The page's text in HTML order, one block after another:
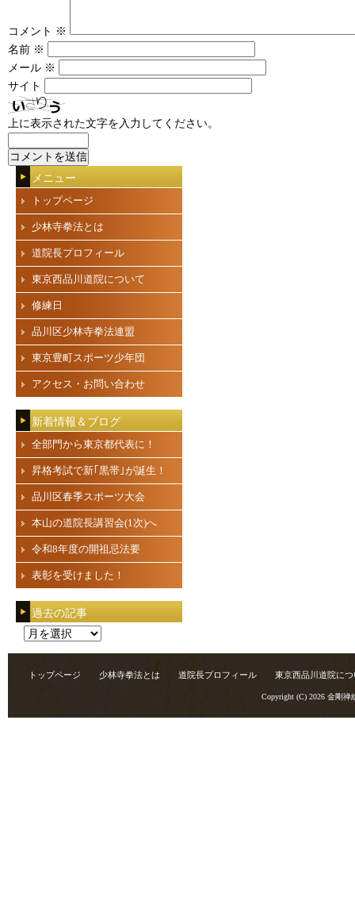
コメント ※
名前 ※
メール ※
サイト
上に表示された文字を入力してください。
メニュー
トップページ
少林寺拳法とは
道院長プロフィール
東京西品川道院について
修練日
品川区少林寺拳法連盟
東京豊町スポーツ少年団
アクセス・お問い合わせ
新着情報＆ブログ
全部門から東京都代表に！
昇格考試で新｢黒帯｣が誕生！
品川区春季スポーツ大会
本山の道院長講習会(1次)へ
令和8年度の開祖忌法要
表彰を受けました！
過去の記事
トップページ 少林寺拳法とは 道院長プロフィール 東京西品川道院につ
Copyright (C) 2026 金剛禅